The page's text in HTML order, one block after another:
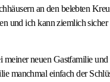
an den belebten
und ich kann ziemlich sicher
neuen Gastfamilie
manchmal einfach der